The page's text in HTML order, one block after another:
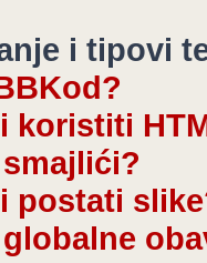
i tipovi
koristiti
postati